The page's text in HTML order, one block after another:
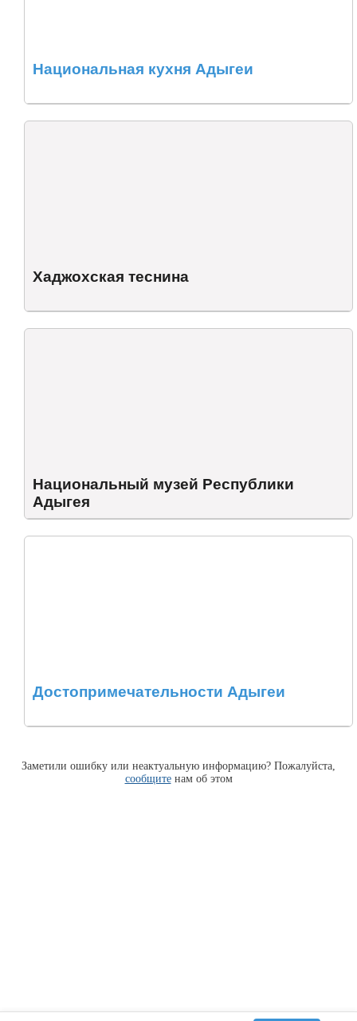
Национальная кухня Адыгеи
Хаджохская теснина
Национальный музей Республики
Адыгея
Достопримечательности Адыгеи
Заметили ошибку или неактуальную информацию? Пожалуйста,
сообщитенам об этом